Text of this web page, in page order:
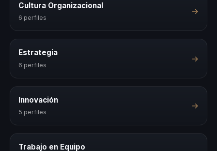
Cultura Organizacional
6 perfiles
→
Estrategia
6 perfiles
→
Innovación
5 perfiles
→
Trabajo en Equipo